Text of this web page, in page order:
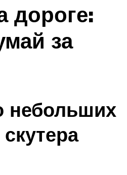
дороге:
за
небольших